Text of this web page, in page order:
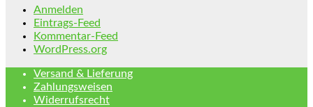
Anmelden
Eintrags-Feed
Kommentar-Feed
WordPress.org
Versand & Lieferung
Zahlungsweisen
Widerrufsrecht